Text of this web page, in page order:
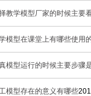
教学模型厂家的时候主要
模型在课堂上有哪些使用
模型运行的时候主要步骤
模型存在的意义有哪些